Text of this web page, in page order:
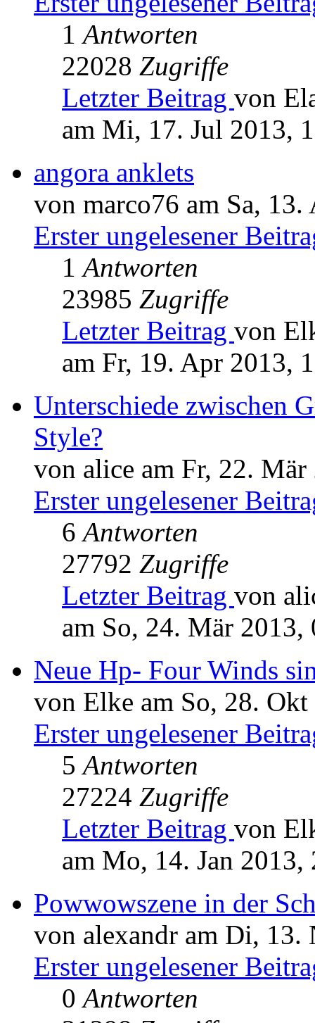
1Antworten
22028 Zugriffe
Letzter Beitrag von
am Mi, 17. Jul 2013,
angora anklets
von marco76 am Sa,
Erster ungelesener
1Antworten
23985 Zugriffe
Letzter Beitrag von
am Fr, 19. Apr 2013,
Unterschiede zwischen
Style?
von alice am Fr, 22.
Erster ungelesener
6Antworten
27792 Zugriffe
Letzter Beitrag von
am So, 24. Mär 2013,
Neue Hp- Four Winds
von Elke am So, 28.
Erster ungelesener
5Antworten
27224 Zugriffe
Letzter Beitrag von
am Mo, 14. Jan 2013,
Powwowszene in der
von alexandr am Di, 13.
Erster ungelesener
0Antworten